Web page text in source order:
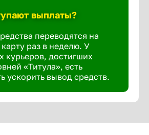
выплаты?
переводятся на
раз в неделю. У
курьеров, достигших
«Титула», есть
ускорить вывод средств.